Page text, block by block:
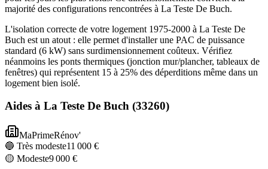
majorité des configurations rencontrées à La Teste De Buch.
L'isolation correcte de votre logement 1975-2000 à La Teste De
Buch est un atout : elle permet d'installer une PAC de puissance
standard (6 kW) sans surdimensionnement coûteux. Vérifiez
néanmoins les ponts thermiques (jonction mur/plancher, tableaux de
fenêtres) qui représentent 15 à 25% des déperditions même dans un
logement bien isolé.
Aides à La Teste De Buch (33260)
MaPrimeRénov'
🔵 Très modeste11 000 €
🟡 Modeste9 000 €